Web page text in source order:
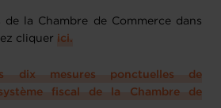
de la Chambre de Commerce dans
cliquer ici.
dix mesures ponctuelles de
fiscal de la Chambre de